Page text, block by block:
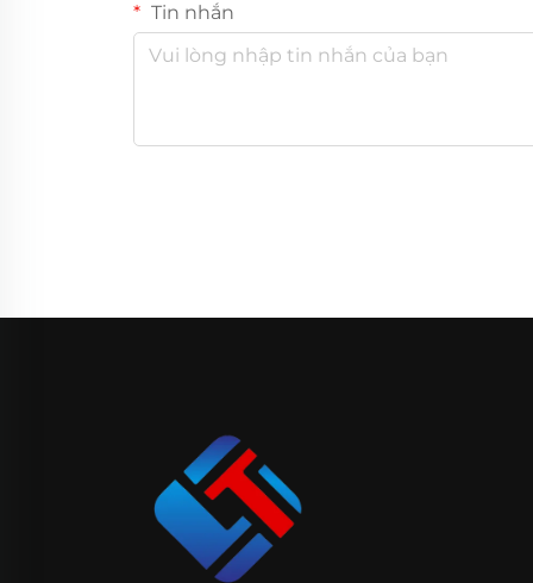
Tin nhắn